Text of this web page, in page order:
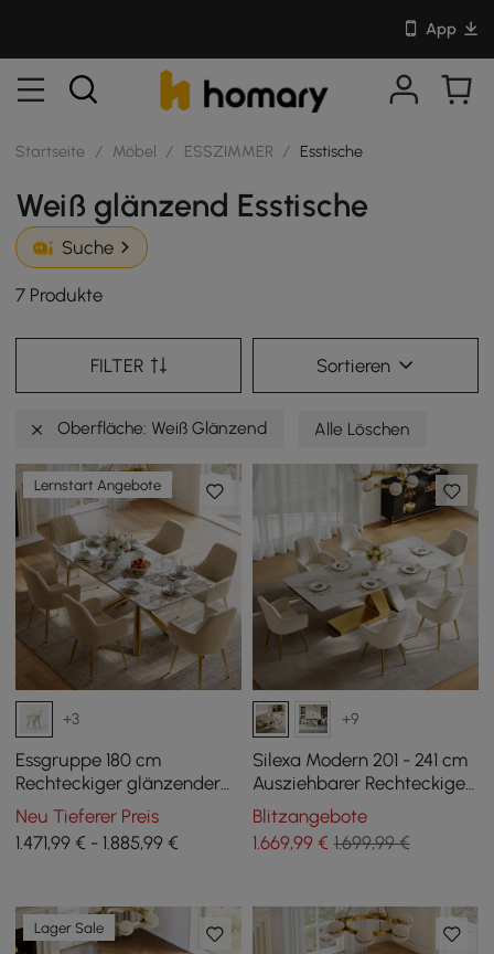
App
Startseite / Möbel / ESSZIMMER / Esstische
Weiß glänzend Esstische
Suche
7 Produkte
FILTER Sortieren
Oberfläche: Weiß Glänzend Alle Löschen
Lernstart Angebote
+3
Essgruppe 180 cm
Rechteckiger glänzender
Pandora-Esstisch aus
gesintertem Stein mit 6
Stühlen
Neu Tieferer Preis
1.471,99 € - 1.885,99 €
+9
Silexa Modern 201 - 241 cm
Ausziehbarer Rechteckiger
Glänzender Esstisch aus
gesintertem Stein, (6 - 10
Sitzer)
Blitzangebote
1.669,99€ 1.699,99 €
Lager Sale